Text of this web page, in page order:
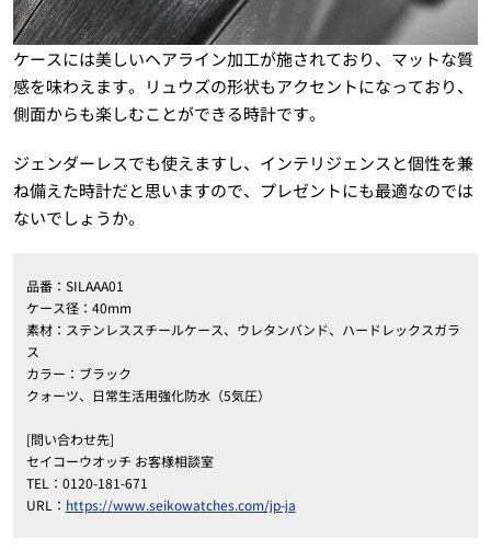
ケースには美しいヘアライン加工が施されており、マットな質
感を味わえます。リュウズの形状もアクセントになっており、
側面からも楽しむことができる時計です。
ジェンダーレスでも使えますし、インテリジェンスと個性を兼
ね備えた時計だと思いますので、プレゼントにも最適なのでは
ないでしょうか。
品番：SILAAA01
ケース径：40mm
素材：ステンレススチールケース、ウレタンバンド、ハードレックスガラ
ス
カラー：ブラック
クォーツ、日常生活用強化防水（5気圧）
[問い合わせ先]
セイコーウオッチ お客様相談室
TEL：0120-181-671
URL： https://www.seikowatches.com/jp-ja